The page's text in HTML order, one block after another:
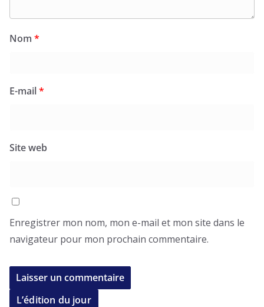
Nom *
E-mail*
Site web
Enregistrer mon nom, mon e-mail et mon site dans le
navigateur pour mon prochain commentaire.
L’édition du jour